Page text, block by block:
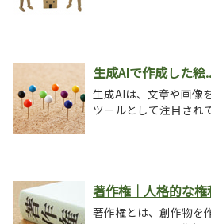
生成AIで作成した絵
生成AIは、文章や画像
ツールとして注目され
著作権｜人格的な権
著作権とは、創作物を